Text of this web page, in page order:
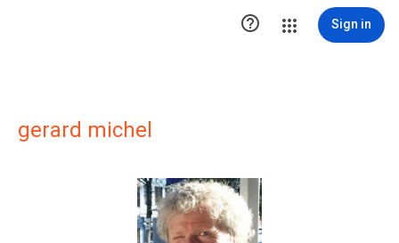
 Sign in
gerard michel